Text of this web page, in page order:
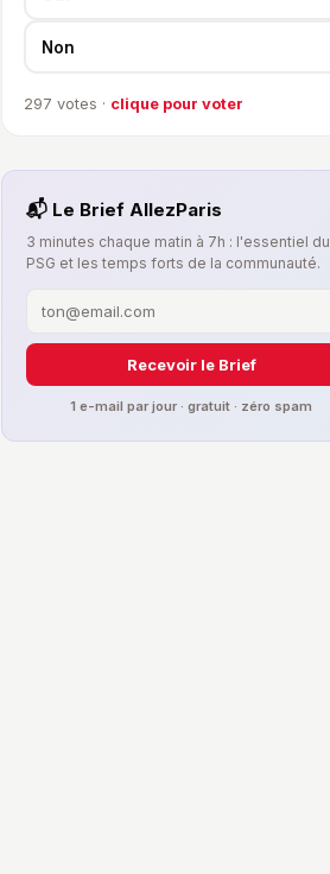
Non
297 votes · clique pour voter
📬 Le Brief AllezParis
3 minutes chaque matin à 7h : l'essentiel du
PSG et les temps forts de la communauté.
Recevoir le Brief
1 e-mail par jour · gratuit · zéro spam